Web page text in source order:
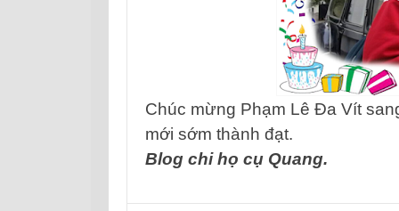
Chúc mừng Phạm Lê Đa Vít
mới sớm thành đạt.
Blog chi họ cụ Quang.